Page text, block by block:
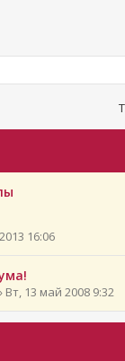
16:06
Вт, 13 май 2008 9:32